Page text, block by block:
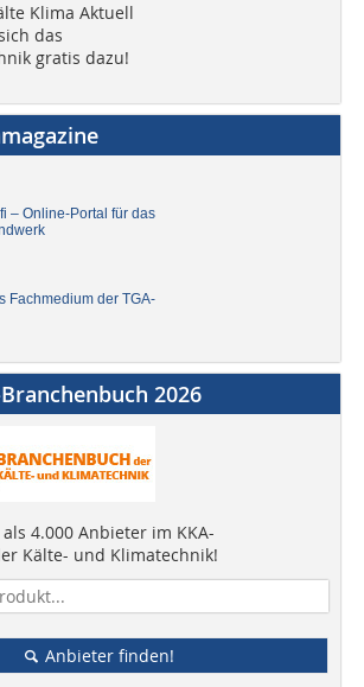
Klima Aktuell
das
gratis dazu!
– Online-Portal für das
Fachmedium der TGA-
2026
4.000 Anbieter im KKA-
Kälte- und Klimatechnik!
Anbieter finden!